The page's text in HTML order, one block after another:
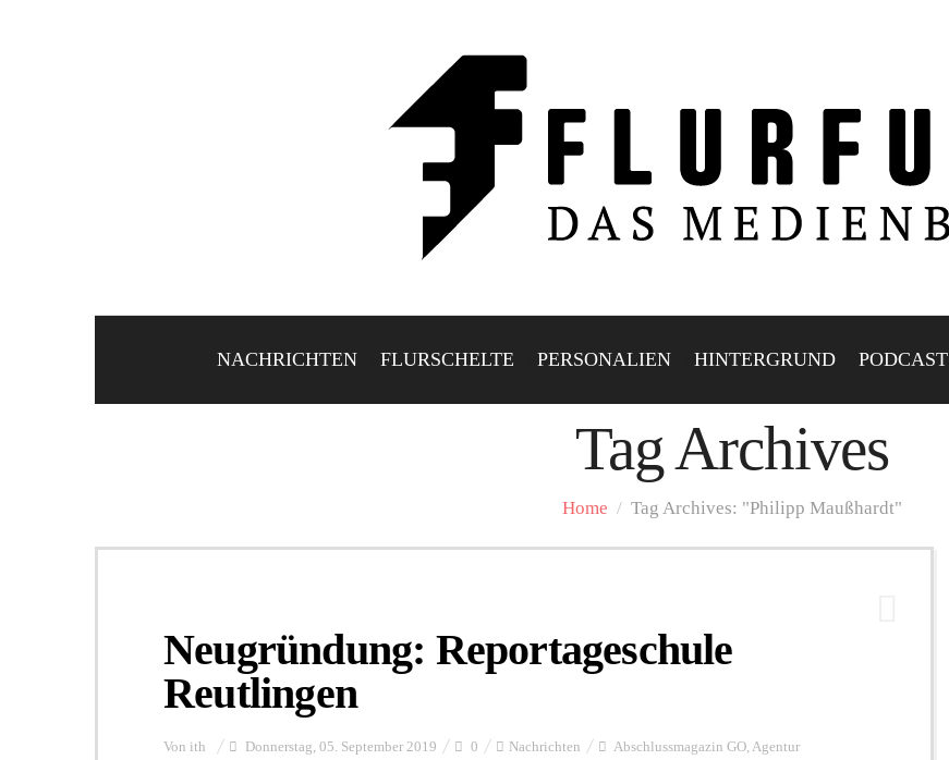
NACHRICHTEN FLURSCHELTE PERSONALIEN HINTERGRUND PODCAST
Tag Archives
Home / Tag Archives: "Philipp Maußhardt"
Neugründung: Reportageschule
Reutlingen
Von ith Donnerstag, 05. September 2019 0 Nachrichten Abschlussmagazin GO, Agentur